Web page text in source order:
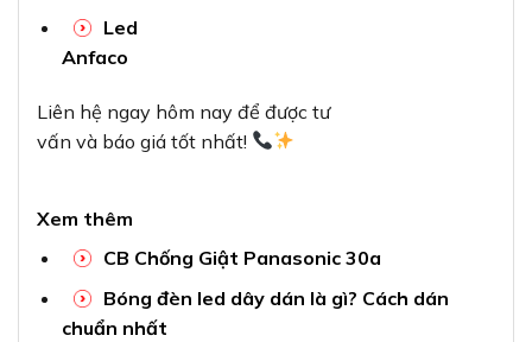
Led
Anfaco
Liên hệ ngay hôm nay để được tư
vấn và báo giá tốt nhất!
Xem thêm
CB Chống Giật Panasonic 30a
Bóng đèn led dây dán là gì? Cách dán
chuẩn nhất